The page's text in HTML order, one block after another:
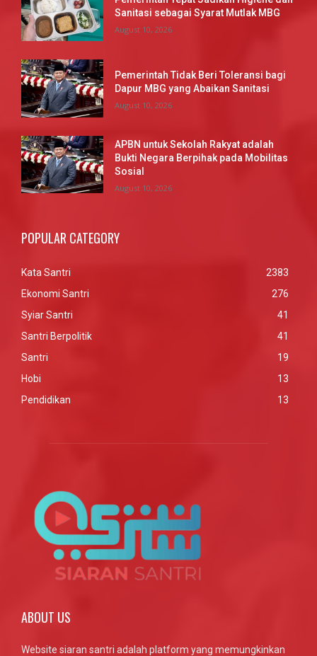
Sanitasi sebagai Syarat Mutlak MBG
August 10, 2026
Pemerintah Tidak Beri Toleransi bagi
Dapur MBG yang Abaikan Sanitasi
August 10, 2026
APBN untuk Sekolah Rakyat adalah
Bukti Negara Berpihak pada Mobilitas
Sosial
August 10, 2026
POPULAR CATEGORY
Kata Santri
2383
Ekonomi Santri
276
Syiar Santri
41
Santri Berpolitik
41
Santri
19
Hobi
13
Pendidikan
13
ABOUT US
Website siaran santri adalah platform yang memungkinkan